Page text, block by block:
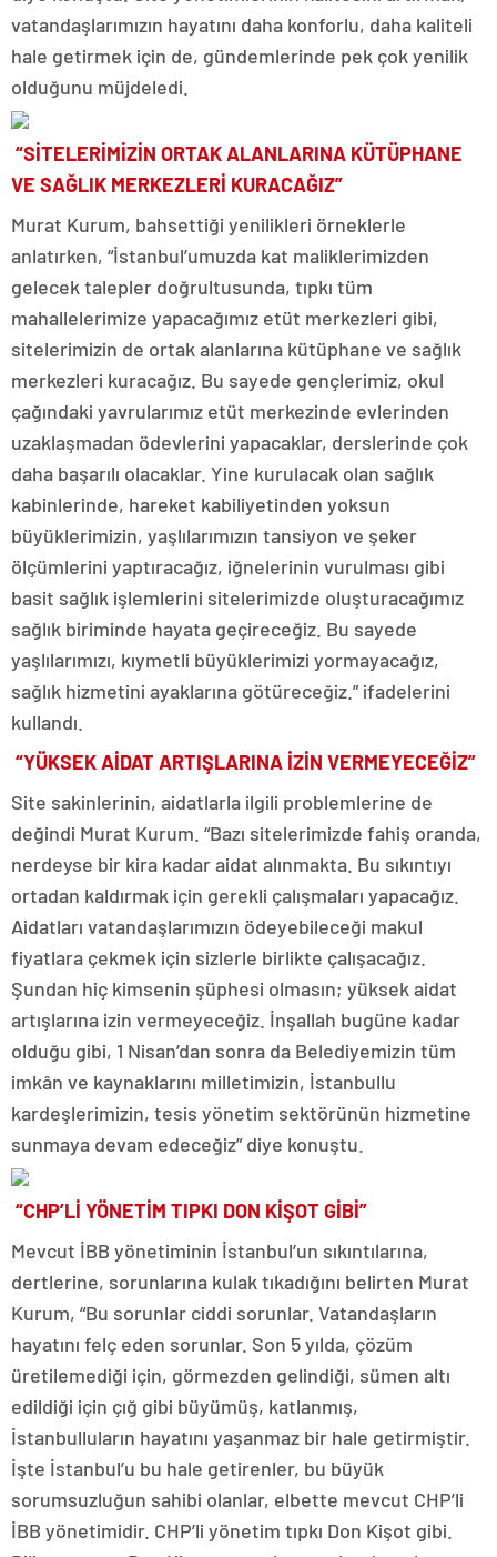
vatandaşlarımızın hayatını daha konforlu, daha kaliteli
hale getirmek için de, gündemlerinde pek çok yenilik
olduğunu müjdeledi.
“SİTELERİMİZİN ORTAK ALANLARINA KÜTÜPHANE
VE SAĞLIK MERKEZLERİ KURACAĞIZ”
Murat Kurum, bahsettiği yenilikleri örneklerle
anlatırken, “İstanbul’umuzda kat maliklerimizden
gelecek talepler doğrultusunda, tıpkı tüm
mahallelerimize yapacağımız etüt merkezleri gibi,
sitelerimizin de ortak alanlarına kütüphane ve sağlık
merkezleri kuracağız. Bu sayede gençlerimiz, okul
çağındaki yavrularımız etüt merkezinde evlerinden
uzaklaşmadan ödevlerini yapacaklar, derslerinde çok
daha başarılı olacaklar. Yine kurulacak olan sağlık
kabinlerinde, hareket kabiliyetinden yoksun
büyüklerimizin, yaşlılarımızın tansiyon ve şeker
ölçümlerini yaptıracağız, iğnelerinin vurulması gibi
basit sağlık işlemlerini sitelerimizde oluşturacağımız
sağlık biriminde hayata geçireceğiz. Bu sayede
yaşlılarımızı, kıymetli büyüklerimizi yormayacağız,
sağlık hizmetini ayaklarına götüreceğiz.” ifadelerini
kullandı.
“YÜKSEK AİDAT ARTIŞLARINA İZİN VERMEYECEĞİZ”
Site sakinlerinin, aidatlarla ilgili problemlerine de
değindi Murat Kurum. “Bazı sitelerimizde fahiş oranda,
nerdeyse bir kira kadar aidat alınmakta. Bu sıkıntıyı
ortadan kaldırmak için gerekli çalışmaları yapacağız.
Aidatları vatandaşlarımızın ödeyebileceği makul
fiyatlara çekmek için sizlerle birlikte çalışacağız.
Şundan hiç kimsenin şüphesi olmasın; yüksek aidat
artışlarına izin vermeyeceğiz. İnşallah bugüne kadar
olduğu gibi, 1 Nisan’dan sonra da Belediyemizin tüm
imkân ve kaynaklarını milletimizin, İstanbullu
kardeşlerimizin, tesis yönetim sektörünün hizmetine
sunmaya devam edeceğiz” diye konuştu.
“CHP’Lİ YÖNETİM TIPKI DON KİŞOT GİBİ”
Mevcut İBB yönetiminin İstanbul’un sıkıntılarına,
dertlerine, sorunlarına kulak tıkadığını belirten Murat
Kurum, “Bu sorunlar ciddi sorunlar. Vatandaşların
hayatını felç eden sorunlar. Son 5 yılda, çözüm
üretilemediği için, görmezden gelindiği, sümen altı
edildiği için çığ gibi büyümüş, katlanmış,
İstanbulluların hayatını yaşanmaz bir hale getirmiştir.
İşte İstanbul’u bu hale getirenler, bu büyük
sorumsuzluğun sahibi olanlar, elbette mevcut CHP’li
İBB yönetimidir. CHP’li yönetim tıpkı Don Kişot gibi.